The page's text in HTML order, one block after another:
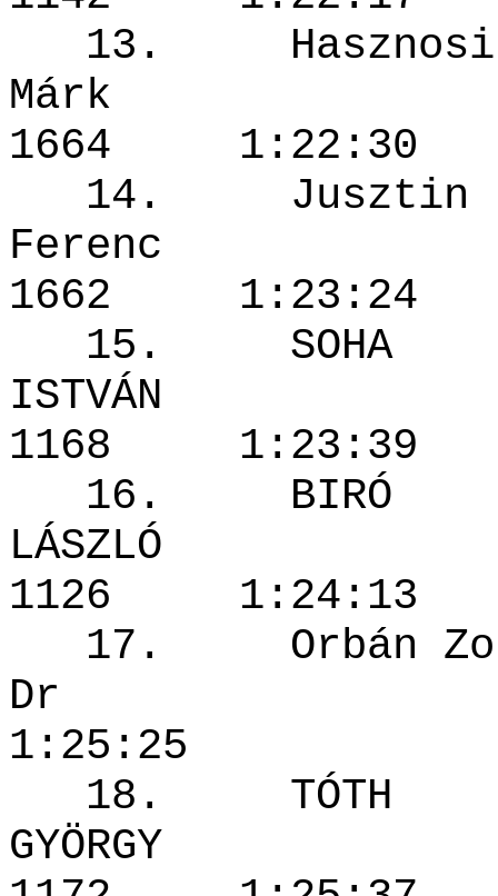
13. Hasznosi
Márk
1664
14. Jusztin
1662
15. SOHA
1168
16. BIRÓ
1126
17. Orbán
Dr
1:25:25
18. TÓTH